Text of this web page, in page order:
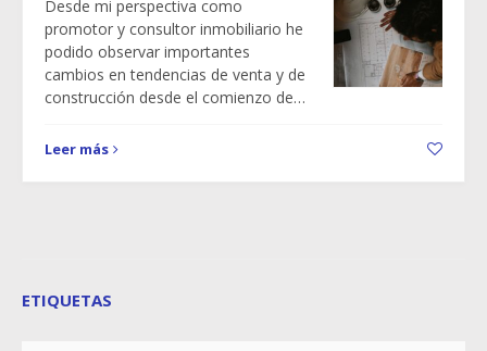
Desde mi perspectiva como
promotor y consultor inmobiliario he
podido observar importantes
cambios en tendencias de venta y de
construcción desde el comienzo de…
Leer más
ETIQUETAS